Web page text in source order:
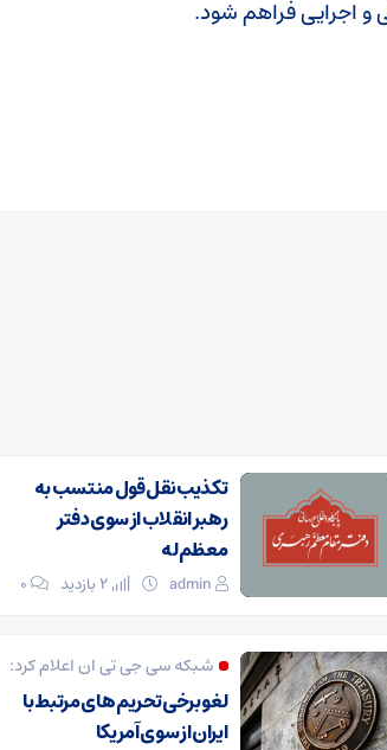
و اجرایی فراهم شود.
تکذیب نقل قول منتسب به
رهبر انقلاب از سوی دفتر
معظم‌له
admin 2 بازدید ۰
شبکه سی جی تی ان اعلام کرد:
لغو برخی تحریم های مرتبط با
ایران از سوی آمریکا